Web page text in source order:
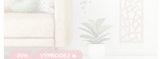
-25% VÝPRODEJ 🔥